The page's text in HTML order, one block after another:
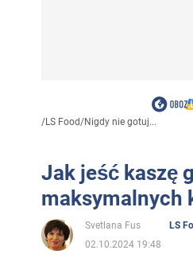
/LS Food/Nigdy nie gotuj...
Jak jeść kaszę
maksymalnych
Svetlana Fus
LS
02.10.2024 19:48